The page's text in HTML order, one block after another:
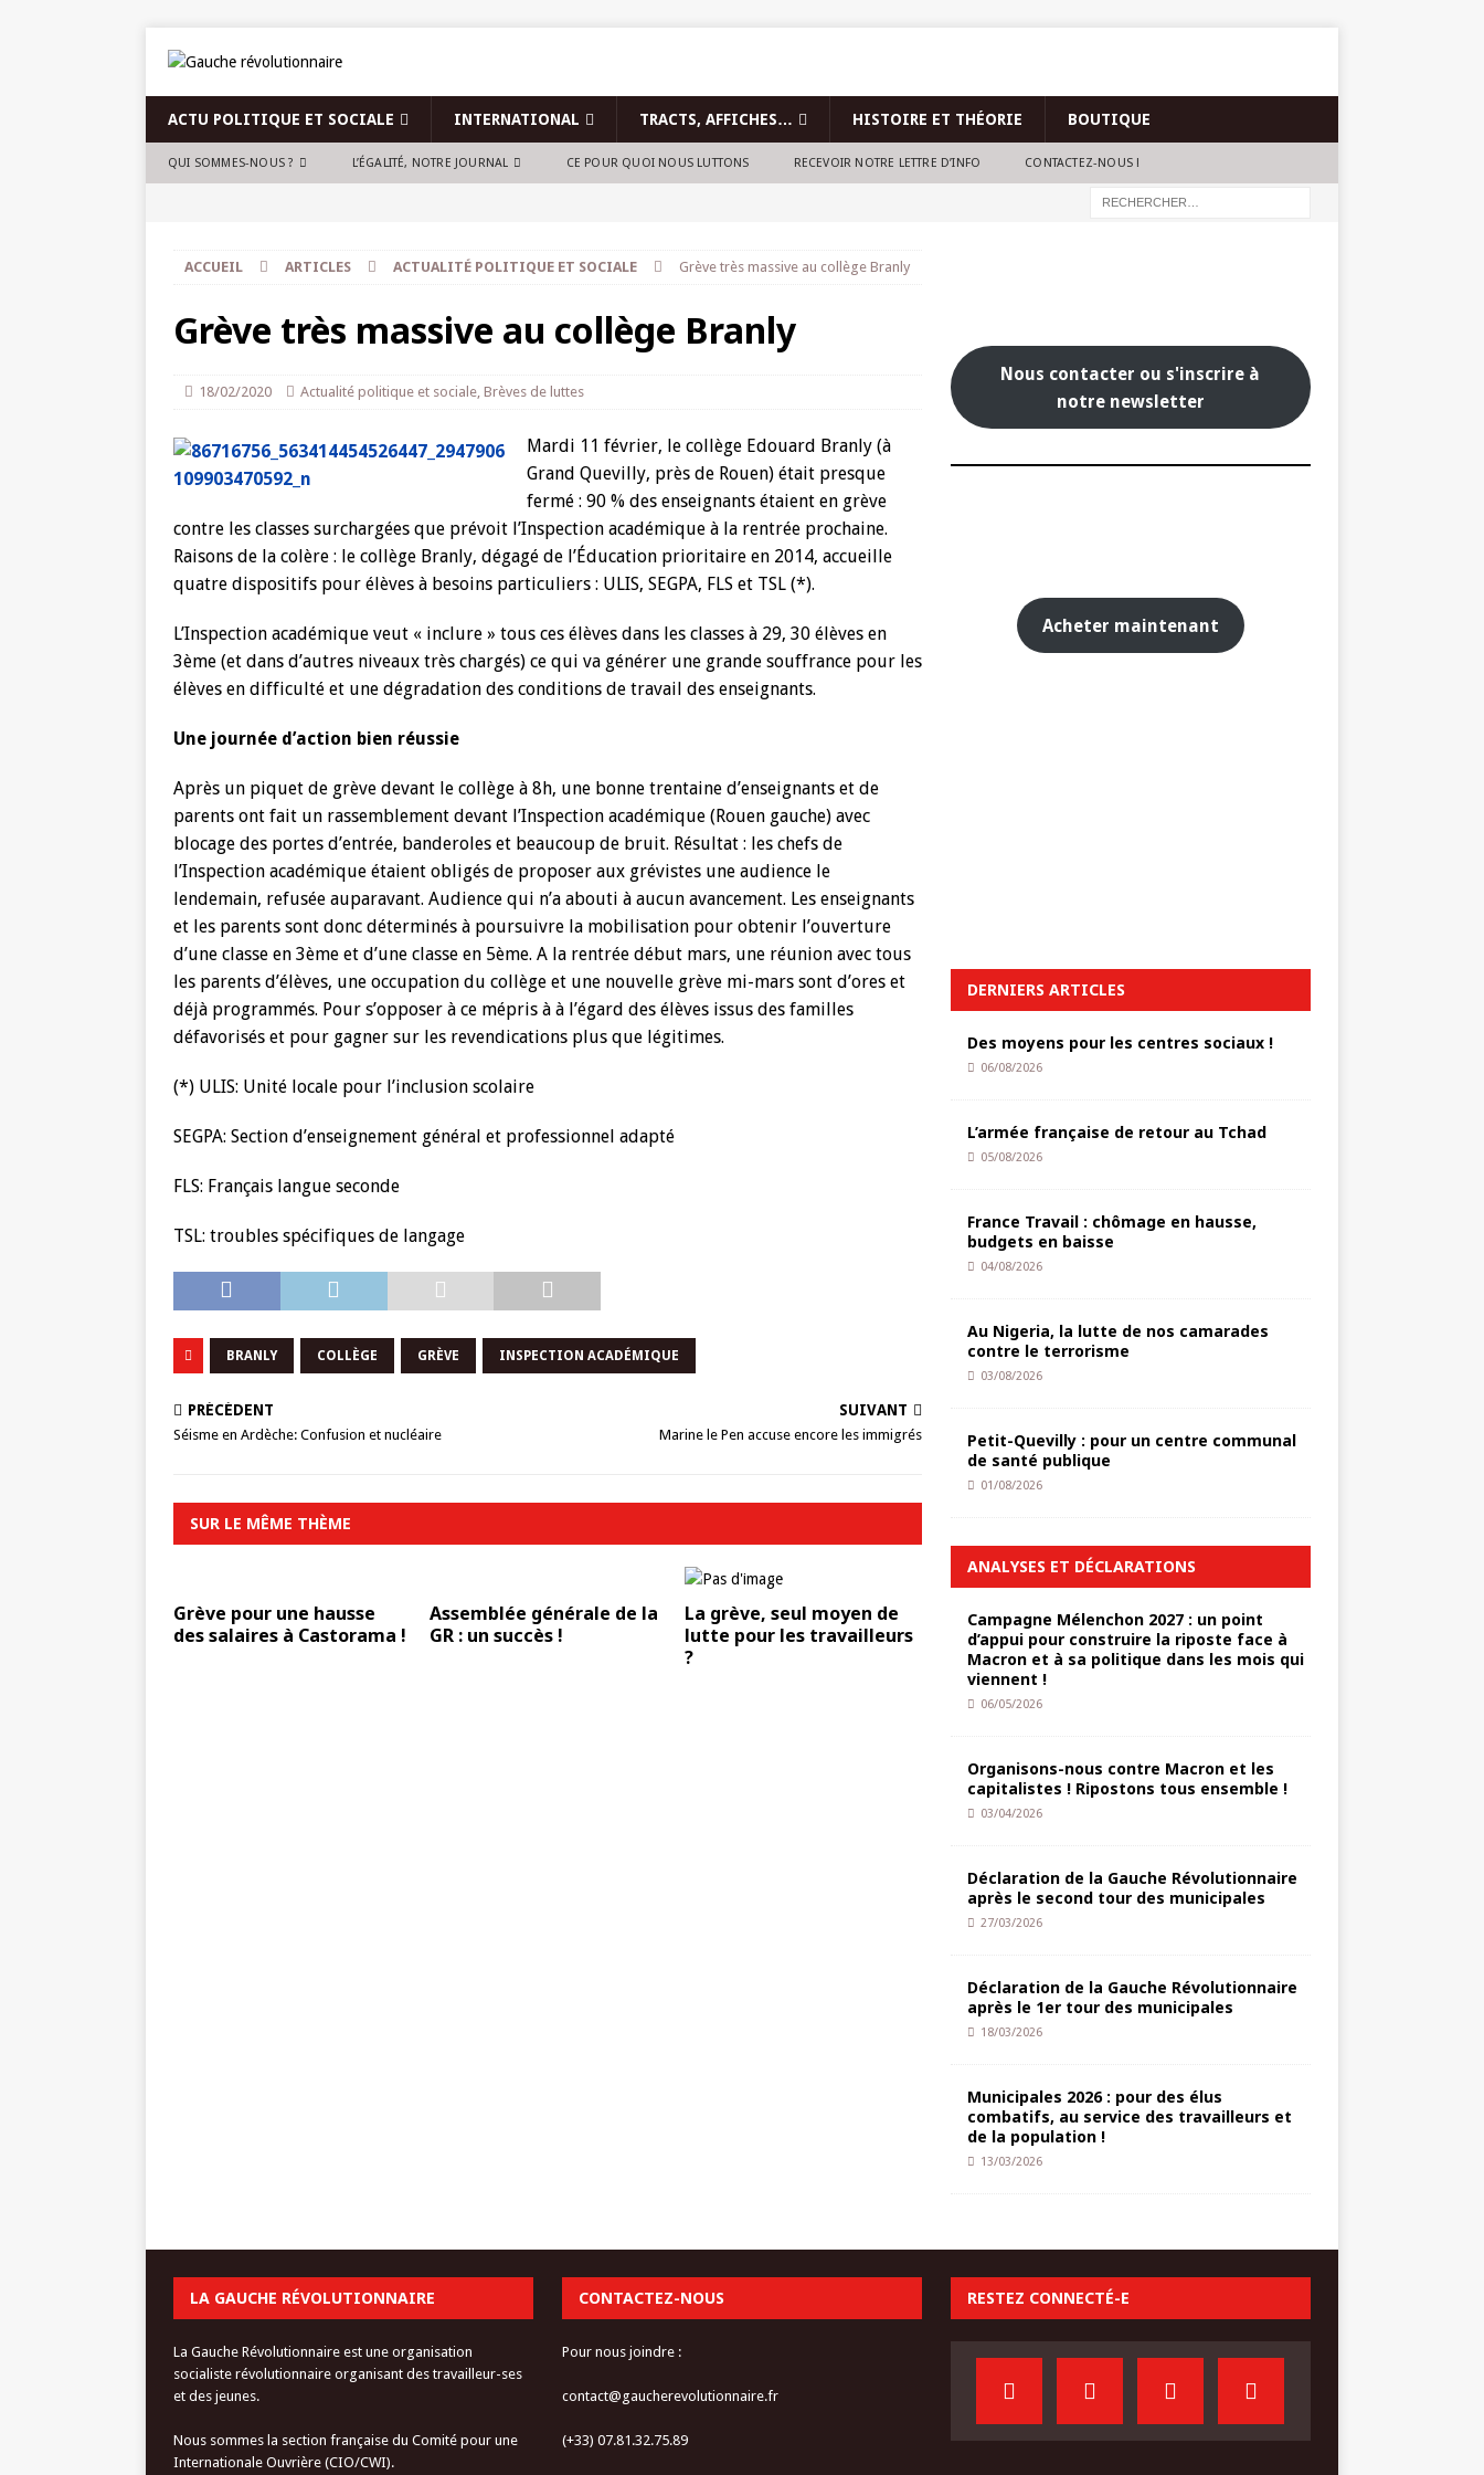
ACTU POLITIQUE ET SOCIALE INTERNATIONAL TRACTS, AFFICHES… HISTOIRE ET THÉORIE BOUTIQUE
QUI SOMMES-NOUS ? L’ÉGALITÉ, NOTRE JOURNAL CE POUR QUOI NOUS LUTTONS RECEVOIR NOTRE LETTRE D’INFO CONTACTEZ-NOUS !
ACCUEIL ARTICLES ACTUALITÉ POLITIQUE ET SOCIALE Grève très massive au collège Branly
Grève très massive au collège Branly
18/02/2020 Actualité politique et sociale, Brèves de luttes
Mardi 11 février, le collège Edouard Branly (à
Grand Quevilly, près de Rouen) était presque
fermé : 90 % des enseignants étaient en grève
contre les classes surchargées que prévoit l’Inspection académique à la rentrée prochaine.
Raisons de la colère : le collège Branly, dégagé de l’Éducation prioritaire en 2014, accueille
quatre dispositifs pour élèves à besoins particuliers : ULIS, SEGPA, FLS et TSL (*).
L’Inspection académique veut « inclure » tous ces élèves dans les classes à 29, 30 élèves en
3ème (et dans d’autres niveaux très chargés) ce qui va générer une grande souffrance pour les
élèves en difficulté et une dégradation des conditions de travail des enseignants.
Une journée d’action bien réussie
Après un piquet de grève devant le collège à 8h, une bonne trentaine d’enseignants et de
parents ont fait un rassemblement devant l’Inspection académique (Rouen gauche) avec
blocage des portes d’entrée, banderoles et beaucoup de bruit. Résultat : les chefs de
l’Inspection académique étaient obligés de proposer aux grévistes une audience le
lendemain, refusée auparavant. Audience qui n’a abouti à aucun avancement. Les enseignants
et les parents sont donc déterminés à poursuivre la mobilisation pour obtenir l’ouverture
d’une classe en 3ème et d’une classe en 5ème. A la rentrée début mars, une réunion avec tous
les parents d’élèves, une occupation du collège et une nouvelle grève mi-mars sont d’ores et
déjà programmés. Pour s’opposer à ce mépris à à l’égard des élèves issus des familles
défavorisés et pour gagner sur les revendications plus que légitimes.
(*) ULIS: Unité locale pour l’inclusion scolaire
SEGPA: Section d’enseignement général et professionnel adapté
FLS: Français langue seconde
TSL: troubles spécifiques de langage
BRANLY COLLÈGE GRÈVE INSPECTION ACADÉMIQUE
PRÉCÉDENT
Séisme en Ardèche: Confusion et nucléaire
SUIVANT
Marine le Pen accuse encore les immigrés
SUR LE MÊME THÈME
Grève pour une hausse
des salaires à Castorama !
Assemblée générale de la
GR : un succès !
La grève, seul moyen de
lutte pour les travailleurs
?
Nous contacter ou s'inscrire à
notre newsletter
Acheter maintenant
DERNIERS ARTICLES
Des moyens pour les centres sociaux !
06/08/2026
L’armée française de retour au Tchad
05/08/2026
France Travail : chômage en hausse,
budgets en baisse
04/08/2026
Au Nigeria, la lutte de nos camarades
contre le terrorisme
03/08/2026
Petit-Quevilly : pour un centre communal
de santé publique
01/08/2026
ANALYSES ET DÉCLARATIONS
Campagne Mélenchon 2027 : un point
d’appui pour construire la riposte face à
Macron et à sa politique dans les mois qui
viennent !
06/05/2026
Organisons-nous contre Macron et les
capitalistes ! Ripostons tous ensemble !
03/04/2026
Déclaration de la Gauche Révolutionnaire
après le second tour des municipales
27/03/2026
Déclaration de la Gauche Révolutionnaire
après le 1er tour des municipales
18/03/2026
Municipales 2026 : pour des élus
combatifs, au service des travailleurs et
de la population !
13/03/2026
LA GAUCHE RÉVOLUTIONNAIRE
La Gauche Révolutionnaire est une organisation
socialiste révolutionnaire organisant des travailleur-ses
et des jeunes.
Nous sommes la section française du Comité pour une
Internationale Ouvrière (CIO/CWI).
CONTACTEZ-NOUS
Pour nous joindre :
contact@gaucherevolutionnaire.fr
(+33) 07.81.32.75.89
RESTEZ CONNECTÉ-E